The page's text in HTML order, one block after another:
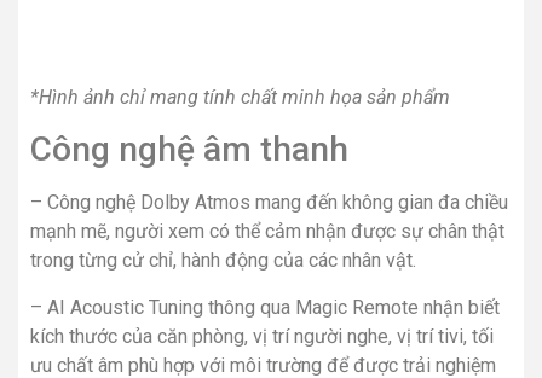
*Hình ảnh chỉ mang tính chất minh họa sản phẩm
Công nghệ âm thanh
– Công nghệ Dolby Atmos mang đến không gian đa chiều
mạnh mẽ, người xem có thể cảm nhận được sự chân thật
trong từng cử chỉ, hành động của các nhân vật.
– AI Acoustic Tuning thông qua Magic Remote nhận biết
kích thước của căn phòng, vị trí người nghe, vị trí tivi, tối
ưu chất âm phù hợp với môi trường để được trải nghiệm